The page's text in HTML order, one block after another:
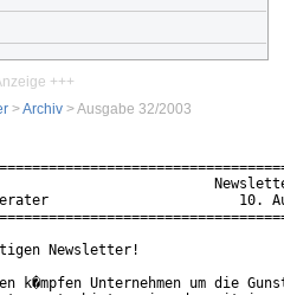
+++
>Archiv > Ausgabe 32/2003
10.
Newsletter!
k�mpfen Unternehmen um die